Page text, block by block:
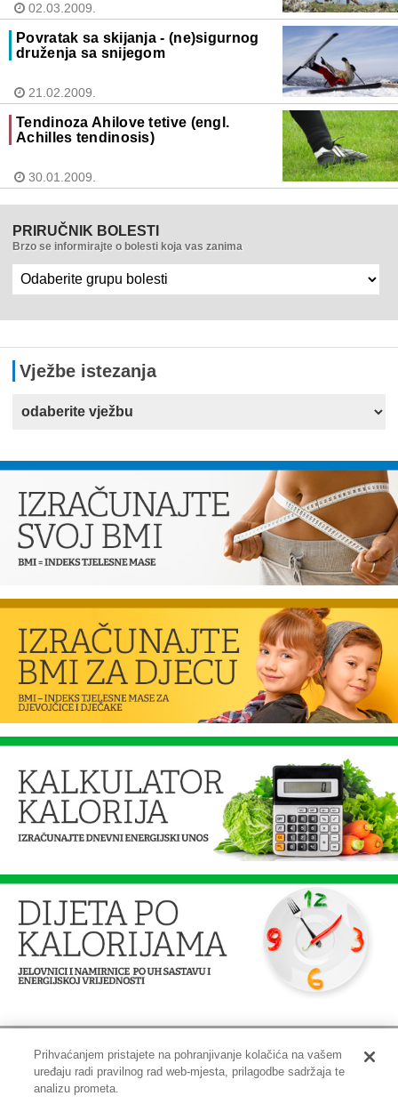
02.03.2009.
Povratak sa skijanja - (ne)sigurnog
druženja sa snijegom
21.02.2009.
Tendinoza Ahilove tetive (engl.
Achilles tendinosis)
30.01.2009.
PRIRUČNIK BOLESTI
Brzo se informirajte o bolesti koja vas zanima
Vježbe istezanja
Impressum | Pravne informacije
Prihvaćanjem pristajete na pohranjivanje kolačića na vašem
uređaju radi pravilnog rad web-mjesta, prilagodbe sadržaja te
analizu prometa.